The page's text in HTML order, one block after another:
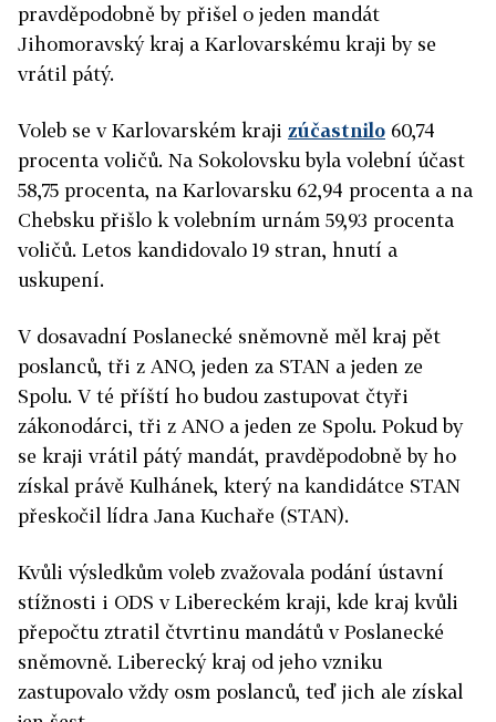
pravděpodobně by přišel o jeden mandát
Jihomoravský kraj a Karlovarskému kraji by se
vrátil pátý.
Voleb se v Karlovarském kraji zúčastnilo 60,74
procenta voličů. Na Sokolovsku byla volební účast
58,75 procenta, na Karlovarsku 62,94 procenta a na
Chebsku přišlo k volebním urnám 59,93 procenta
voličů. Letos kandidovalo 19 stran, hnutí a
uskupení.
V dosavadní Poslanecké sněmovně měl kraj pět
poslanců, tři z ANO, jeden za STAN a jeden ze
Spolu. V té příští ho budou zastupovat čtyři
zákonodárci, tři z ANO a jeden ze Spolu. Pokud by
se kraji vrátil pátý mandát, pravděpodobně by ho
získal právě Kulhánek, který na kandidátce STAN
přeskočil lídra Jana Kuchaře (STAN).
Kvůli výsledkům voleb zvažovala podání ústavní
stížnosti i ODS v Libereckém kraji, kde kraj kvůli
přepočtu ztratil čtvrtinu mandátů v Poslanecké
sněmovně. Liberecký kraj od jeho vzniku
zastupovalo vždy osm poslanců, teď jich ale získal